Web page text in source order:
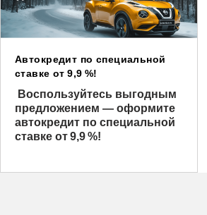
Автокредит по специальной
ставке от 9,9 %!
Воспользуйтесь выгодным
предложением — оформите
автокредит по специальной
ставке от 9,9 %!